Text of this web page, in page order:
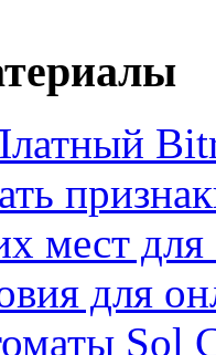
мест для
для
Sol